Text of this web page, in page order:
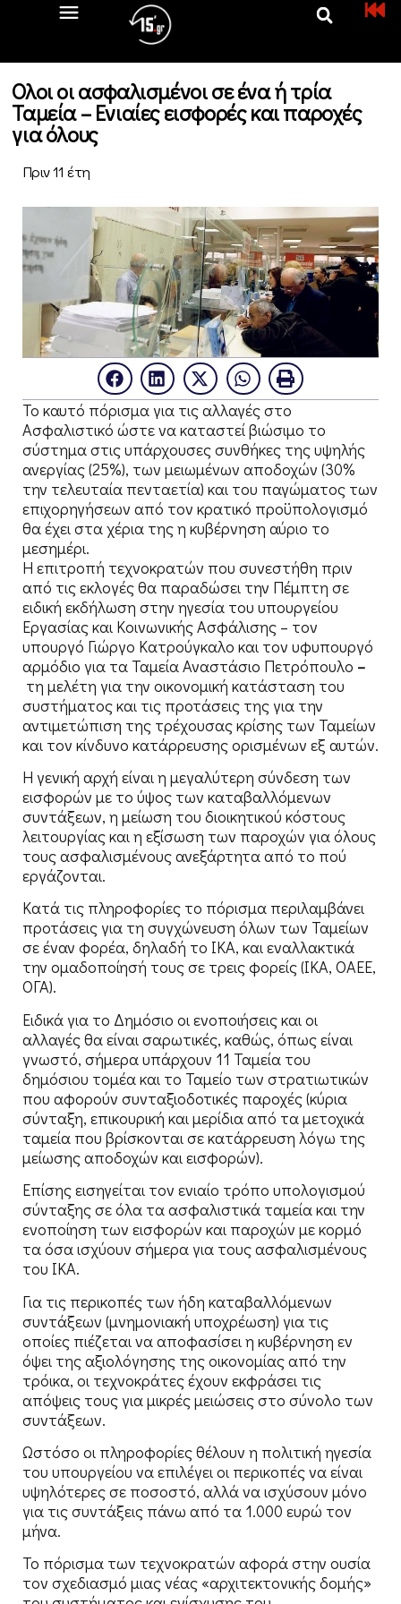
Ολοι οι ασφαλισμένοι σε ένα ή τρία
Ταμεία – Ενιαίες εισφορές και παροχές
για όλους
Πριν 11 έτη
Το καυτό πόρισμα για τις αλλαγές στο
Ασφαλιστικό ώστε να καταστεί βιώσιμο το
σύστημα στις υπάρχουσες συνθήκες της υψηλής
ανεργίας (25%), των μειωμένων αποδοχών (30%
την τελευταία πενταετία) και του παγώματος των
επιχορηγήσεων από τον κρατικό προϋπολογισμό
θα έχει στα χέρια της η κυβέρνηση αύριο το
μεσημέρι.
Η επιτροπή τεχνοκρατών που συνεστήθη πριν
από τις εκλογές θα παραδώσει την Πέμπτη σε
ειδική εκδήλωση στην ηγεσία του υπουργείου
Εργασίας και Κοινωνικής Ασφάλισης – τον
υπουργό Γιώργο Κατρούγκαλο και τον υφυπουργό
αρμόδιο για τα Ταμεία Αναστάσιο Πετρόπουλο –
τη μελέτη για την οικονομική κατάσταση του
συστήματος και τις προτάσεις της για την
αντιμετώπιση της τρέχουσας κρίσης των Ταμείων
και τον κίνδυνο κατάρρευσης ορισμένων εξ αυτών.
Η γενική αρχή είναι η μεγαλύτερη σύνδεση των
εισφορών με το ύψος των καταβαλλόμενων
συντάξεων, η μείωση του διοικητικού κόστους
λειτουργίας και η εξίσωση των παροχών για όλους
τους ασφαλισμένους ανεξάρτητα από το πού
εργάζονται.
Κατά τις πληροφορίες το πόρισμα περιλαμβάνει
προτάσεις για τη συγχώνευση όλων των Ταμείων
σε έναν φορέα, δηλαδή το ΙΚΑ, και εναλλακτικά
την ομαδοποίησή τους σε τρεις φορείς (ΙΚΑ, ΟΑΕΕ,
ΟΓΑ).
Ειδικά για το Δημόσιο οι ενοποιήσεις και οι
αλλαγές θα είναι σαρωτικές, καθώς, όπως είναι
γνωστό, σήμερα υπάρχουν 11 Ταμεία του
δημόσιου τομέα και το Ταμείο των στρατιωτικών
που αφορούν συνταξιοδοτικές παροχές (κύρια
σύνταξη, επικουρική και μερίδια από τα μετοχικά
ταμεία που βρίσκονται σε κατάρρευση λόγω της
μείωσης αποδοχών και εισφορών).
Επίσης εισηγείται τον ενιαίο τρόπο υπολογισμού
σύνταξης σε όλα τα ασφαλιστικά ταμεία και την
ενοποίηση των εισφορών και παροχών με κορμό
τα όσα ισχύουν σήμερα για τους ασφαλισμένους
του ΙΚΑ.
Για τις περικοπές των ήδη καταβαλλόμενων
συντάξεων (μνημονιακή υποχρέωση) για τις
οποίες πιέζεται να αποφασίσει η κυβέρνηση εν
όψει της αξιολόγησης της οικονομίας από την
τρόικα, οι τεχνοκράτες έχουν εκφράσει τις
απόψεις τους για μικρές μειώσεις στο σύνολο των
συντάξεων.
Ωστόσο οι πληροφορίες θέλουν η πολιτική ηγεσία
του υπουργείου να επιλέγει οι περικοπές να είναι
υψηλότερες σε ποσοστό, αλλά να ισχύσουν μόνο
για τις συντάξεις πάνω από τα 1.000 ευρώ τον
μήνα.
Το πόρισμα των τεχνοκρατών αφορά στην ουσία
τον σχεδιασμό μιας νέας «αρχιτεκτονικής δομής»